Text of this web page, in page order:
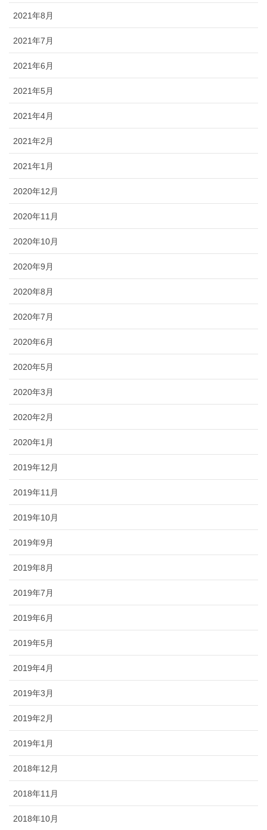
2021年8月
2021年7月
2021年6月
2021年5月
2021年4月
2021年2月
2021年1月
2020年12月
2020年11月
2020年10月
2020年9月
2020年8月
2020年7月
2020年6月
2020年5月
2020年3月
2020年2月
2020年1月
2019年12月
2019年11月
2019年10月
2019年9月
2019年8月
2019年7月
2019年6月
2019年5月
2019年4月
2019年3月
2019年2月
2019年1月
2018年12月
2018年11月
2018年10月